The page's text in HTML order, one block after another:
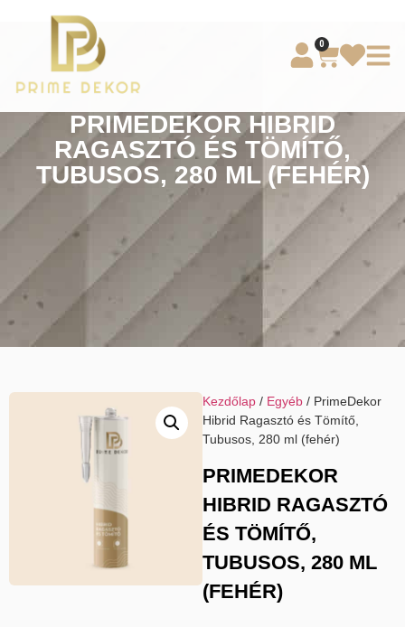
0
PRIMEDEKOR HIBRID
RAGASZTÓ ÉS TÖMÍTŐ,
TUBUSOS, 280 ML (FEHÉR)
Kezdőlap / Egyéb / PrimeDekor
Hibrid Ragasztó és Tömítő,
Tubusos, 280 ml (fehér)
PRIMEDEKOR
HIBRID RAGASZTÓ
ÉS TÖMÍTŐ,
TUBUSOS, 280 ML
(FEHÉR)